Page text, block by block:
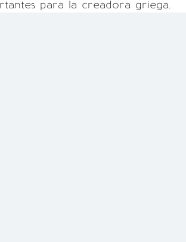
para la creadora griega.